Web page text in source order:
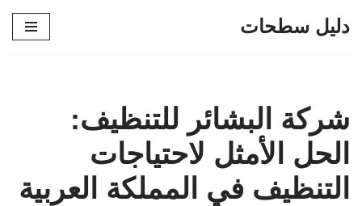
دليل سطحات
شركة البشائر للتنظيف:
الحل الأمثل لاحتياجات
التنظيف في المملكة العربية